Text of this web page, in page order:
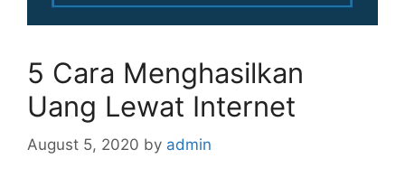
5 Cara Menghasilkan
Uang Lewat Internet
August 5, 2020 by admin